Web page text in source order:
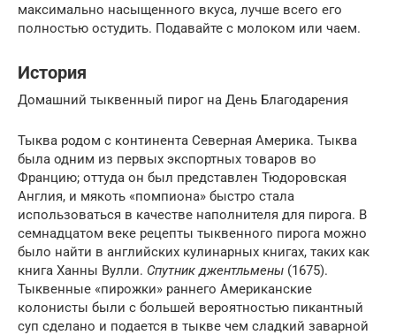
максимально насыщенного вкуса, лучше всего его
полностью остудить. Подавайте с молоком или чаем.
История
Домашний тыквенный пирог на День Благодарения
Тыква родом с континента Северная Америка. Тыква
была одним из первых экспортных товаров во
Францию; оттуда он был представлен Тюдоровская
Англия, и мякоть «помпиона» быстро стала
использоваться в качестве наполнителя для пирога. В
семнадцатом веке рецепты тыквенного пирога можно
было найти в английских кулинарных книгах, таких как
книга Ханны Вулли. Спутник джентльмены (1675).
Тыквенные «пирожки» раннего Американские
колонисты были с большей вероятностью пикантный
суп сделано и подается в тыкве чем сладкий заварной